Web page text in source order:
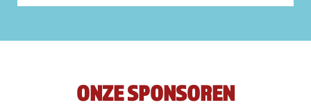
ONZE SPONSOREN